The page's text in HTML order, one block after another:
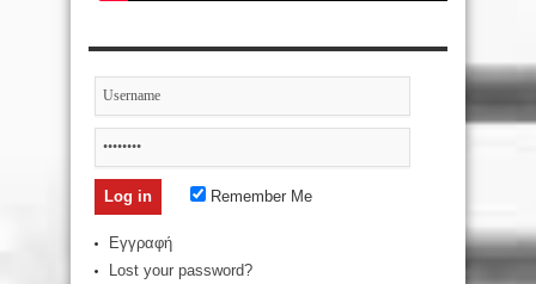
Remember Me
Εγγραφή
Lost your password?